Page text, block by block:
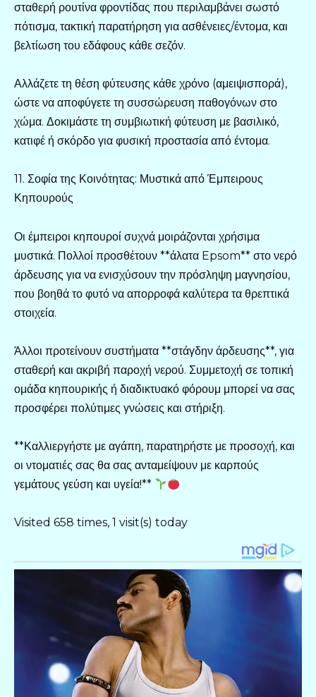
σταθερή ρουτίνα φροντίδας που περιλαμβάνει σωστό
πότισμα, τακτική παρατήρηση για ασθένειες/έντομα, και
βελτίωση του εδάφους κάθε σεζόν.
Αλλάζετε τη θέση φύτευσης κάθε χρόνο (αμειψισπορά),
ώστε να αποφύγετε τη συσσώρευση παθογόνων στο
χώμα. Δοκιμάστε τη συμβιωτική φύτευση με βασιλικό,
κατιφέ ή σκόρδο για φυσική προστασία από έντομα.
11. Σοφία της Κοινότητας: Μυστικά από Έμπειρους
Κηπουρούς
Οι έμπειροι κηπουροί συχνά μοιράζονται χρήσιμα
μυστικά. Πολλοί προσθέτουν **άλατα Epsom** στο νερό
άρδευσης για να ενισχύσουν την πρόσληψη μαγνησίου,
που βοηθά το φυτό να απορροφά καλύτερα τα θρεπτικά
στοιχεία.
Άλλοι προτείνουν συστήματα **στάγδην άρδευσης**, για
σταθερή και ακριβή παροχή νερού. Συμμετοχή σε τοπική
ομάδα κηπουρικής ή διαδικτυακό φόρουμ μπορεί να σας
προσφέρει πολύτιμες γνώσεις και στήριξη.
**Καλλιεργήστε με αγάπη, παρατηρήστε με προσοχή, και
οι ντοματιές σας θα σας ανταμείψουν με καρπούς
γεμάτους γεύση και υγεία!**
Visited 658 times, 1 visit(s) today